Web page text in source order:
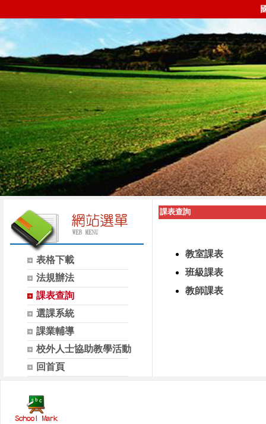
表格下載
法規辦法
課表查詢
選課系統
課業輔導
校外人士協助教學活動
回首頁
課表查詢
教室課表
班級課表
教師課表